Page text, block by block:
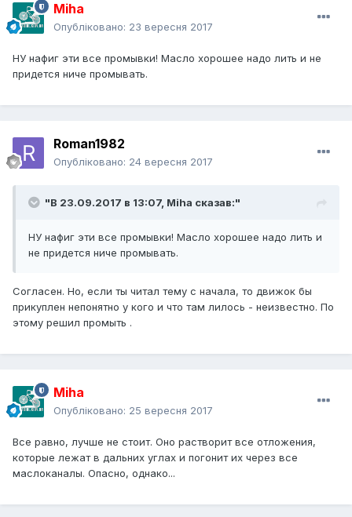
Miha
Опубліковано: 23 вересня 2017
НУ нафиг эти все промывки! Масло хорошее надо лить и не
придется ниче промывать.
Roman1982
Опубліковано: 24 вересня 2017
"В 23.09.2017 в 13:07, Miha сказав:"
НУ нафиг эти все промывки! Масло хорошее надо лить и
не придется ниче промывать.
Согласен. Но, если ты читал тему с начала, то движок бы
прикуплен непонятно у кого и что там лилось - неизвестно. По
этому решил промыть .
Miha
Опубліковано: 25 вересня 2017
Все равно, лучше не стоит. Оно растворит все отложения,
которые лежат в дальних углах и погонит их через все
маслоканалы. Опасно, однако...